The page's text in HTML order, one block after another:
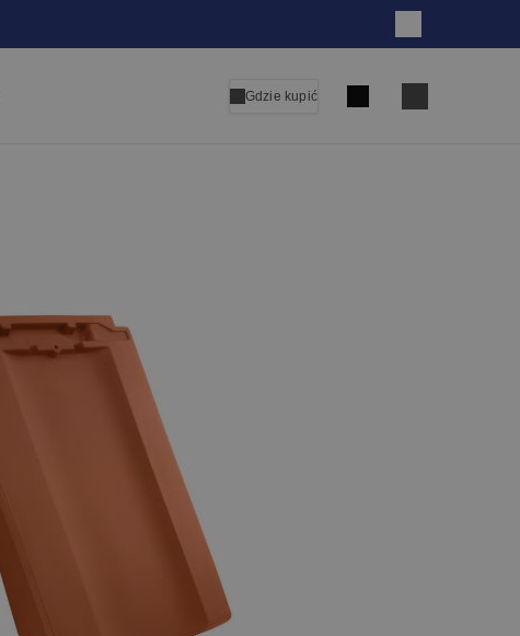
Gdzie kupić